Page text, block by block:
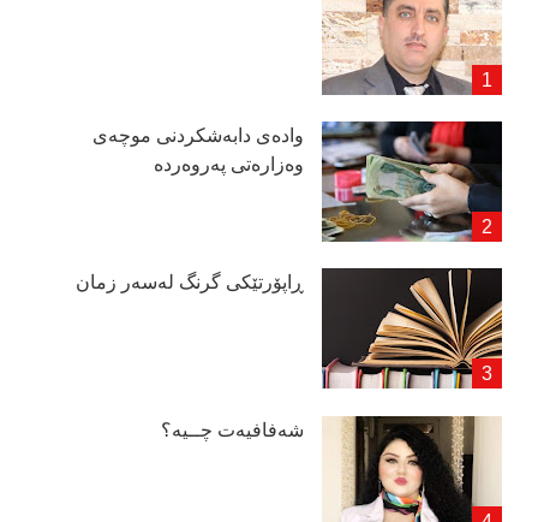
وادەی دابەشكردنی موچەی
وەزارەتی پەروەردە
ڕاپۆرتێكی گرنگ لەسەر زمان
شەفافیەت چــیە؟